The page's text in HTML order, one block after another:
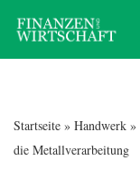
Startseite » Handwerk »
die Metallverarbeitung